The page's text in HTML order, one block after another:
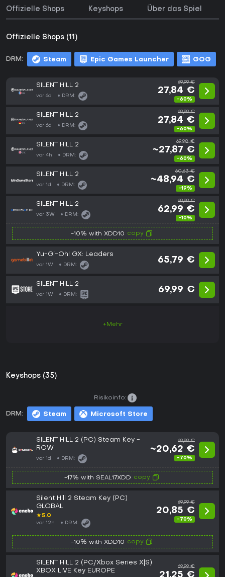
Offizielle Shops Keyshops Über das Spiel
Offizielle Shops (11)
DRM: Steam Epic Games Launcher GOG
SILENT HILL 2
vor 6d DRM:
69,99 €
27,84 €
-60%
SILENT HILL 2
vor 6d DRM:
69,99 €
27,84 €
-60%
SILENT HILL 2
vor 4h DRM:
69,98 €
~27,87 €
-60%
SILENT HILL 2
vor 1d DRM:
60,63 €
~48,94 €
-19%
SILENT HILL 2
vor 3W DRM:
69,99 €
62,99 €
-10%
-10% with XDD10 copy
Yu-Gi-Oh! GX: Leaders
vor 1W DRM:
65,79 €
SILENT HILL 2
vor 1W DRM:
69,99 €
+Mehr
Keyshops (35)
DRM: Steam Microsoft Store
Risikoinfo:
SILENT HILL 2 (PC) Steam Key -
ROW
vor 1d DRM:
69,99 €
~20,62 €
-70%
-17% with SEAL17XDD copy
Silent Hill 2 Steam Key (PC)
GLOBAL
★5.0
vor 12h DRM:
69,99 €
20,85 €
-70%
-10% with XDD10 copy
SILENT HILL 2 (PC/Xbox Series X|S)
XBOX LIVE Key EUROPE
69,99 €
21,25 €